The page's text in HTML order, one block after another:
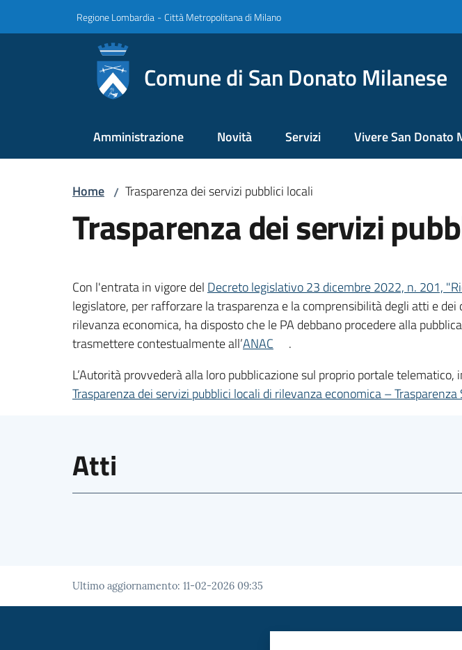
Regione Lombardia -Città Metropolitana di Milano
Comune di San Donato Milanese
Amministrazione Novità Servizi Vivere San Donato
Home / Trasparenza dei servizi pubblici locali
Trasparenza dei servizi
Con l'entrata in vigore del Decreto legislativo 23 dicembre 2022, n. 201,
legislatore, per rafforzare la trasparenza e la comprensibilità degli atti e
rilevanza economica, ha disposto che le PA debbano procedere alla
trasmettere contestualmente all’ANAC
.
L’Autorità provvederà alla loro pubblicazione sul proprio portale
Trasparenza dei servizi pubblici locali di rilevanza economica – Trasparenza
Atti
Ultimo aggiornamento: 11-02-2026 09:35